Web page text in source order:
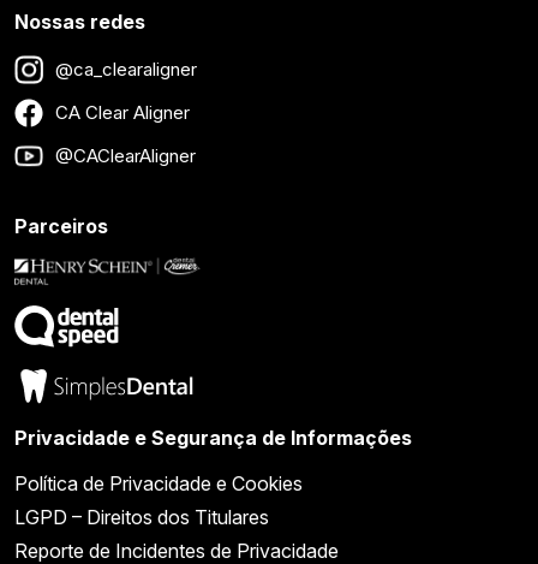
Nossas redes
@ca_clearaligner
CA Clear Aligner
@CAClearAligner
Parceiros
Privacidade e Segurança de Informações
Política de Privacidade e Cookies
LGPD – Direitos dos Titulares
Reporte de Incidentes de Privacidade